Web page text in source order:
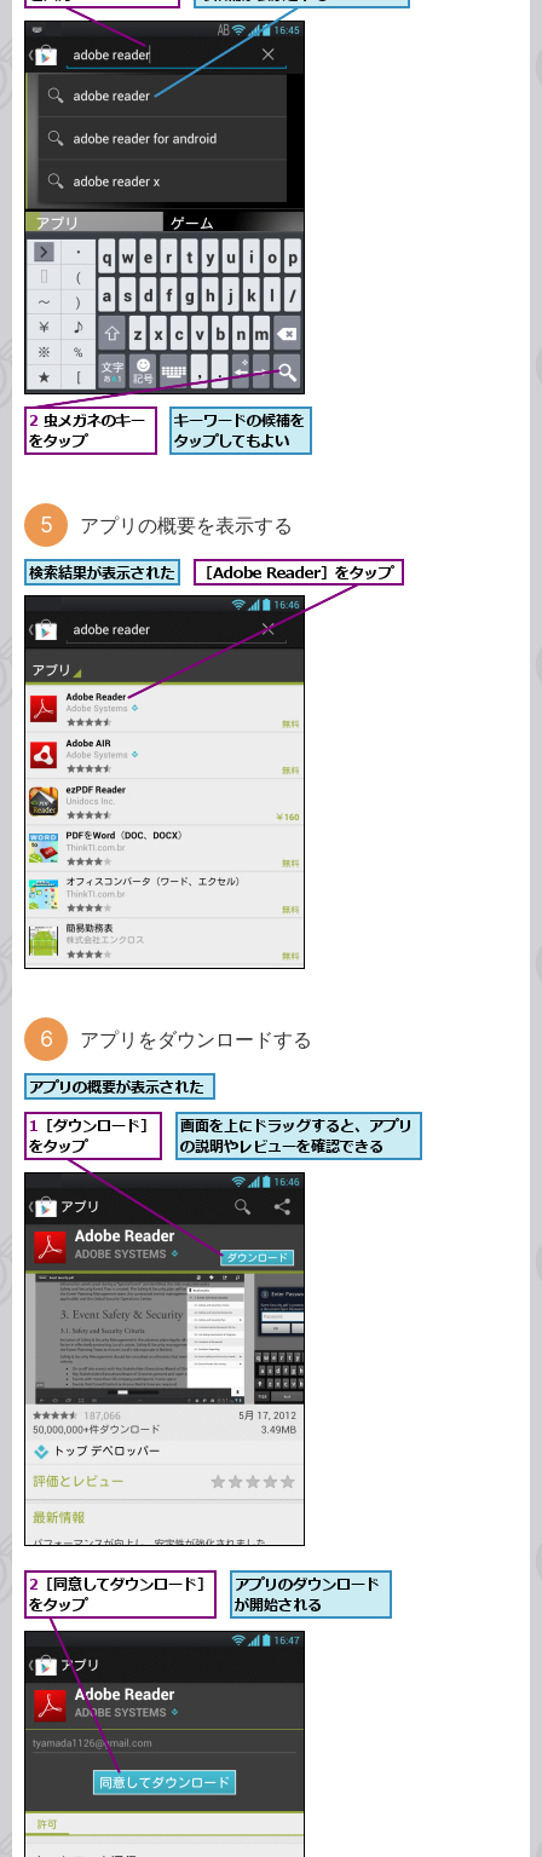
アプリの概要を表示する
アプリをダウンロードする